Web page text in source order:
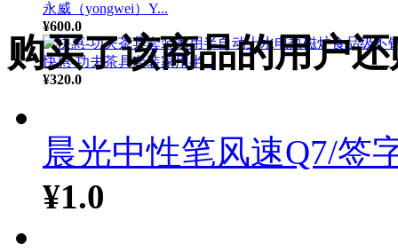
永威（yongwei）Y...
¥600.0
快惠-功夫茶具套装家用半...
¥320.0
购买了该商品的用户
晨光中性笔风速Q7/签
¥1.0